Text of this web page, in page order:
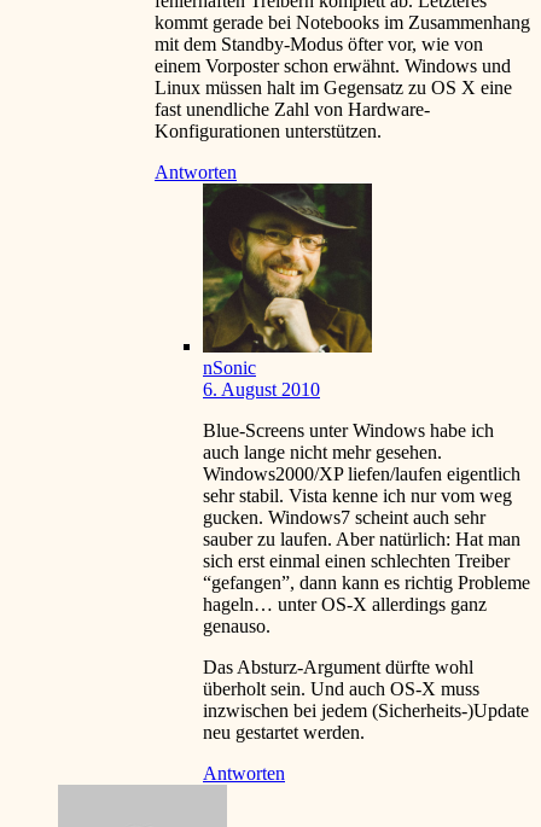
kommt gerade bei Notebooks im Zusammenhang
mit dem Standby-Modus öfter vor, wie von
einem Vorposter schon erwähnt. Windows und
Linux müssen halt im Gegensatz zu OS X eine
fast unendliche Zahl von Hardware-
Konfigurationen unterstützen.
Antworten
nSonic
6. August 2010
Blue-Screens unter Windows habe ich
auch lange nicht mehr gesehen.
Windows2000/XP liefen/laufen eigentlich
sehr stabil. Vista kenne ich nur vom weg
gucken. Windows7 scheint auch sehr
sauber zu laufen. Aber natürlich: Hat man
sich erst einmal einen schlechten Treiber
“gefangen”, dann kann es richtig Probleme
hageln… unter OS-X allerdings ganz
genauso.
Das Absturz-Argument dürfte wohl
überholt sein. Und auch OS-X muss
inzwischen bei jedem (Sicherheits-)Update
neu gestartet werden.
Antworten